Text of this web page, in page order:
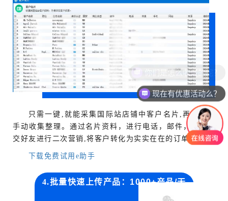
只需一键,就能采集国际站店铺中客户名片,再也不用
手动收集整理。通过名片资料，进行电话，邮件，添加社
交好友进行二次营销,将客户转化为实实在在的订单。
下载免费试用e助手
4.批量快速上传产品：1000+产品/天
现在有优惠活动么？